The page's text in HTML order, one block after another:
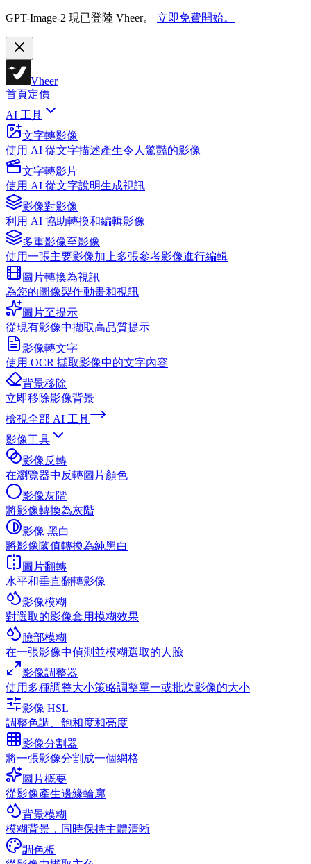
GPT-Image-2 現已登陸 Vheer。 立即免費開始。
Vheer
首頁定價
AI 工具
文字轉影像
使用 AI 從文字描述產生令人驚豔的影像
文字轉影片
使用 AI 從文字說明生成視訊
影像對影像
利用 AI 協助轉換和編輯影像
多重影像至影像
使用一張主要影像加上多張參考影像進行編輯
圖片轉換為視訊
為您的圖像製作動畫和視訊
圖片至提示
從現有影像中擷取高品質提示
影像轉文字
使用 OCR 擷取影像中的文字內容
背景移除
立即移除影像背景
檢視全部 AI 工具
影像工具
影像反轉
在瀏覽器中反轉圖片顏色
影像灰階
將影像轉換為灰階
影像 黑白
將影像閾值轉換為純黑白
圖片翻轉
水平和垂直翻轉影像
影像模糊
對選取的影像套用模糊效果
臉部模糊
在一張影像中偵測並模糊選取的人臉
影像調整器
使用多種調整大小策略調整單一或批次影像的大小
影像 HSL
調整色調、飽和度和亮度
影像分割器
將一張影像分割成一個網格
圖片概要
從影像產生邊緣輪廓
背景模糊
模糊背景，同時保持主體清晰
調色板